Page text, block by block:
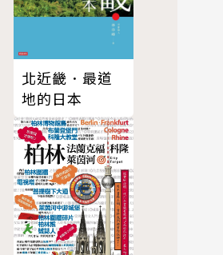
北近畿．最道
地的日本